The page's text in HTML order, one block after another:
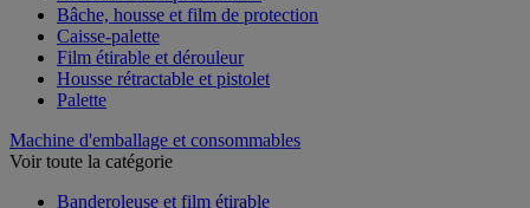
Accessoires de palettisation
Bâche, housse et film de protection
Caisse-palette
Film étirable et dérouleur
Housse rétractable et pistolet
Machine d'emballage et consommables